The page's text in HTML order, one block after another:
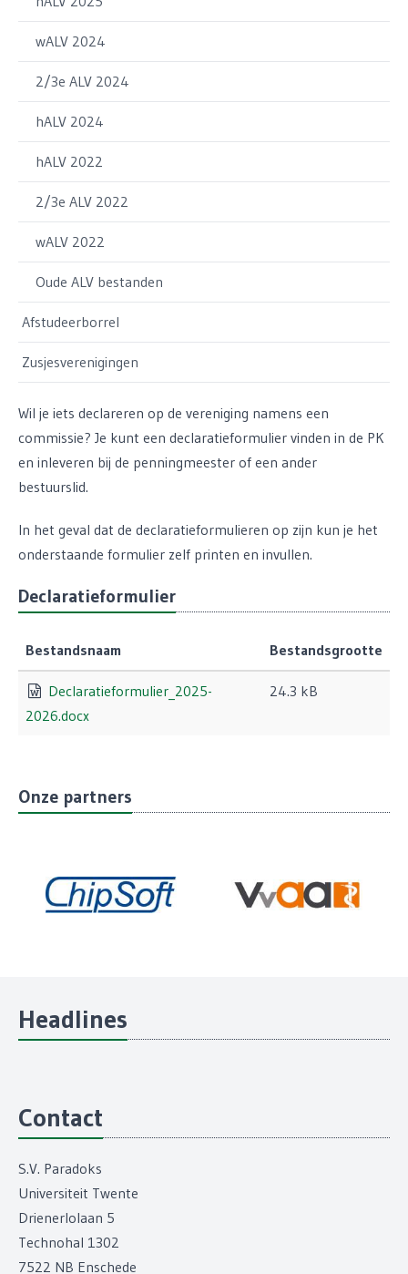
wALV 2024
2/3e ALV 2024
hALV 2024
hALV 2022
2/3e ALV 2022
wALV 2022
Oude ALV bestanden
Afstudeerborrel
Zusjesverenigingen
Wil je iets declareren op de vereniging namens een
commissie? Je kunt een declaratieformulier vinden in de PK
en inleveren bij de penningmeester of een ander
bestuurslid.
In het geval dat de declaratieformulieren op zijn kun je het
onderstaande formulier zelf printen en invullen.
Declaratieformulier
Bestandsnaam Bestandsgrootte
Declaratieformulier_2025-
2026.docx
24.3 kB
Onze partners
Headlines
Contact
S.V. Paradoks
Universiteit Twente
Drienerlolaan 5
Technohal 1302
7522 NB Enschede